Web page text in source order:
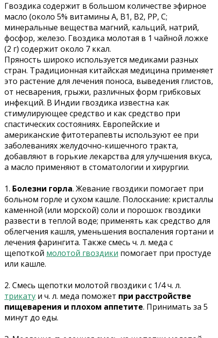
Гвоздика содержит в большом количестве эфирное
масло (около 5% витамины А, В1, В2, РР, С;
минеральные вещества магний, кальций, натрий,
фосфор, железо. Гвоздика молотая в 1 чайной ложке
(2 г) содержит около 7 ккал.
Пряность широко используется медиками разных
стран. Традиционная китайская медицина применяет
это растение для лечения поноса, выведения глистов,
от несварения, грыжи, различных форм грибковых
инфекций. В Индии гвоздика известна как
стимулирующее средство и как средство при
спастических состояниях. Европейские и
американские фитотерапевты используют ее при
заболеваниях желудочно-кишечного тракта,
добавляют в горькие лекарства для улучшения вкуса,
а масло применяют в стоматологии и хирургии.
1. Болезни горла. Жевание гвоздики помогает при
больном горле и сухом кашле. Полоскание: кристаллы
каменной (или морской) соли и порошок гвоздики
развести в теплой воде; применять как средство для
облегчения кашля, уменьшения воспаления гортани и
лечения фарингита. Также смесь ч. л. меда с
щепоткой молотой гвоздики помогает при простуде
или кашле.
2. Смесь щепотки молотой гвоздики с 1/4 ч. л.
трикатуи ч. л. меда поможет при расстройстве
пищеварения и плохом аппетите. Принимать за 5
минут до еды.